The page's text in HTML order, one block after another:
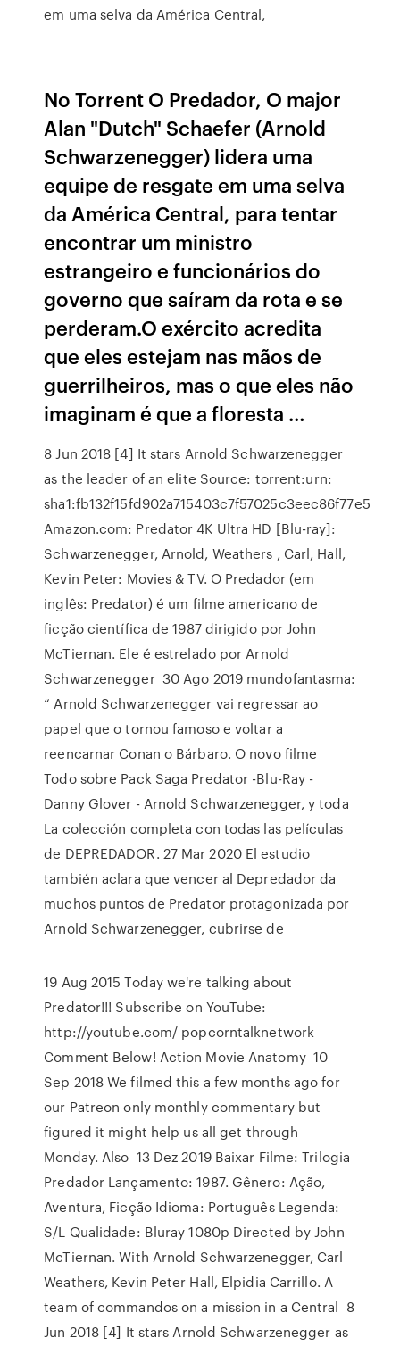
em uma selva da América Central,
No Torrent O Predador, O major
Alan "Dutch" Schaefer (Arnold
Schwarzenegger) lidera uma
equipe de resgate em uma selva
da América Central, para tentar
encontrar um ministro
estrangeiro e funcionários do
governo que saíram da rota e se
perderam.O exército acredita
que eles estejam nas mãos de
guerrilheiros, mas o que eles não
imaginam é que a floresta …
8 Jun 2018 [4] It stars Arnold Schwarzenegger
as the leader of an elite Source: torrent:urn:
sha1:fb132f15fd902a715403c7f57025c3eec86f77e5
Amazon.com: Predator 4K Ultra HD [Blu-ray]:
Schwarzenegger, Arnold, Weathers , Carl, Hall,
Kevin Peter: Movies & TV. O Predador (em
inglês: Predator) é um filme americano de
ficção científica de 1987 dirigido por John
McTiernan. Ele é estrelado por Arnold
Schwarzenegger 30 Ago 2019 mundofantasma:
“ Arnold Schwarzenegger vai regressar ao
papel que o tornou famoso e voltar a
reencarnar Conan o Bárbaro. O novo filme
Todo sobre Pack Saga Predator -Blu-Ray -
Danny Glover - Arnold Schwarzenegger, y toda
La colección completa con todas las películas
de DEPREDADOR. 27 Mar 2020 El estudio
también aclara que vencer al Depredador da
muchos puntos de Predator protagonizada por
Arnold Schwarzenegger, cubrirse de
19 Aug 2015 Today we're talking about
Predator!!! Subscribe on YouTube:
http://youtube.com/ popcorntalknetwork
Comment Below! Action Movie Anatomy 10
Sep 2018 We filmed this a few months ago for
our Patreon only monthly commentary but
figured it might help us all get through
Monday. Also 13 Dez 2019 Baixar Filme: Trilogia
Predador Lançamento: 1987. Gênero: Ação,
Aventura, Ficção Idioma: Português Legenda:
S/L Qualidade: Bluray 1080p Directed by John
McTiernan. With Arnold Schwarzenegger, Carl
Weathers, Kevin Peter Hall, Elpidia Carrillo. A
team of commandos on a mission in a Central 8
Jun 2018 [4] It stars Arnold Schwarzenegger as